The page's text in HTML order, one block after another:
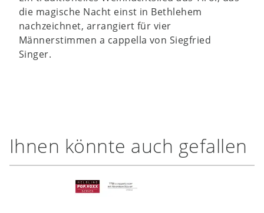
die magische Nacht einst in Bethlehem
nachzeichnet, arrangiert für vier
Männerstimmen a cappella von Siegfried
Singer.
Ihnen könnte auch gefallen